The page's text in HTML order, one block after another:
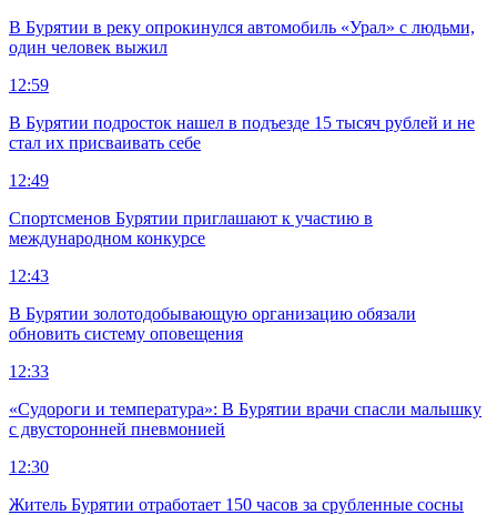
В Бурятии в реку опрокинулся автомобиль «Урал» с людьми,
один человек выжил
12:59
В Бурятии подросток нашел в подъезде 15 тысяч рублей и не
стал их присваивать себе
12:49
Спортсменов Бурятии приглашают к участию в
международном конкурсе
12:43
В Бурятии золотодобывающую организацию обязали
обновить систему оповещения
12:33
«Судороги и температура»: В Бурятии врачи спасли малышку
с двусторонней пневмонией
12:30
Житель Бурятии отработает 150 часов за срубленные сосны